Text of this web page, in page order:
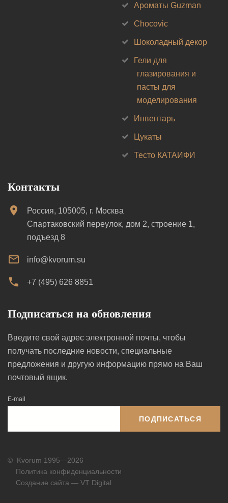
Ароматы Guzman
Chocovic
Шоколадный декор
Гели для
глазирования и
пасты для
моделирования
Инвентарь
Цукаты
Тесто КАТАИФИ
Контакты
Россия, 105005, г. Москва
Спартаковский переулок, дом 2, строение 1,
подъезд 8
info@kvorum.su
+7 (495) 626 8851
Подписаться на обновления
Введите свой адрес электронной почты, чтобы
получать последние новости, специальные
предложения и другую информацию прямо на Ваш
почтовый ящик.
E-mail
ПОДПИСАТЬСЯ
© Kvorum 1995—2026
Политика конфиденциальности
Создание сайта — VT Digital